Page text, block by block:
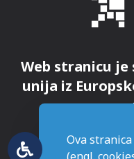
Web stranicu je
unija iz
Ova